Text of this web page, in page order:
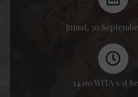
Jumat, 30
14.00 WITA s/d